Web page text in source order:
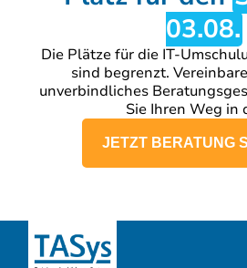
03.08.
Die Plätze für die IT-
sind begrenzt.
unverbindliches
Sie Ihren Weg in
JETZT BERATUNG